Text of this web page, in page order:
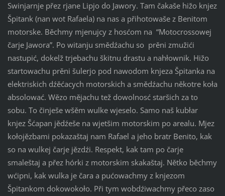
Swinjarnje přez rjane Lipjo do Jawory. Tam čakaše hižo knjez
Špitank (nan wot Rafaela) na nas a přihotowaše z Benitom
motorske. Běchmy mjenujcy z hosćom na “Motocrossowej
čarje Jawora”. Po witanju smědźachu so prěni zmužići
nastupić, dokelž trjebachu škitnu drastu a nahłownik. Hižo
startowachu prěni šulerjo pod nawodom knjeza Špitanka na
elektriskich dźěćacych motorskich a smědźachu někotre koła
absolować. Wězo mějachu tež dowolnosć staršich za to
sobu. To činješe wšěm wulke wjeselo. Samo naš kubłar
knjez Šćapan jědźeše na wjetšim motorskim po arealu. Mjez
kołojězbami pokazaštaj nam Rafael a jeho bratr Benito, kak
so na wulkej čarje jězdźi. Respekt, kak tam po čarje
smaleštaj a přez hórki z motorskim skakaštaj. Nětko běchmy
wćipni, kak wulka je čara a pućowachmy z knjezom
Špitankom dokowokoło. Při tym wobdźiwachmy přeco zaso